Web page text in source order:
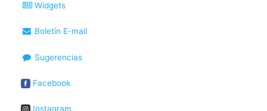
Widgets
Boletín E-mail
Sugerencias
Facebook
Instagram